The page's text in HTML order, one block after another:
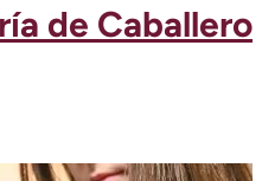
de Caballero